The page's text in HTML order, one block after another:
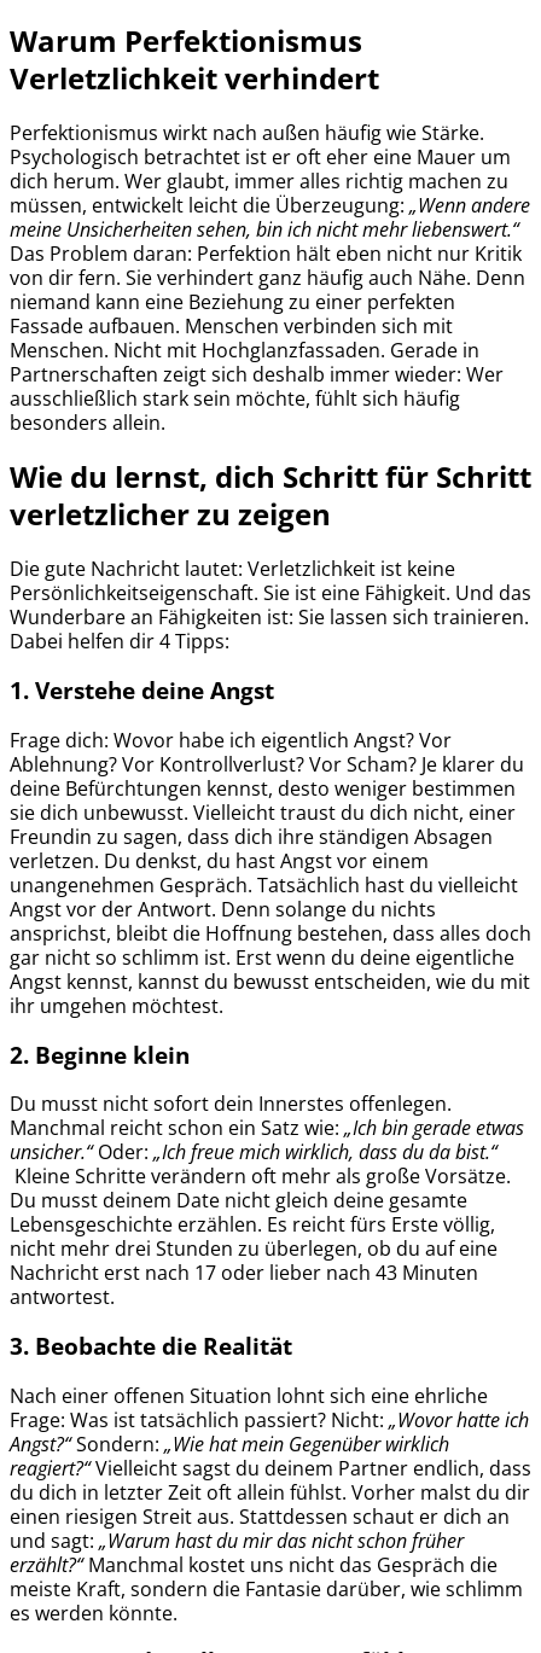
Warum Perfektionismus
Verletzlichkeit verhindert
Perfektionismus wirkt nach außen häufig wie Stärke.
Psychologisch betrachtet ist er oft eher eine Mauer um
dich herum. Wer glaubt, immer alles richtig machen zu
müssen, entwickelt leicht die Überzeugung: „Wenn andere
meine Unsicherheiten sehen, bin ich nicht mehr liebenswert.“
Das Problem daran: Perfektion hält eben nicht nur Kritik
von dir fern. Sie verhindert ganz häufig auch Nähe. Denn
niemand kann eine Beziehung zu einer perfekten
Fassade aufbauen. Menschen verbinden sich mit
Menschen. Nicht mit Hochglanzfassaden. Gerade in
Partnerschaften zeigt sich deshalb immer wieder: Wer
ausschließlich stark sein möchte, fühlt sich häufig
besonders allein.
Wie du lernst, dich Schritt für Schritt
verletzlicher zu zeigen
Die gute Nachricht lautet: Verletzlichkeit ist keine
Persönlichkeitseigenschaft. Sie ist eine Fähigkeit. Und das
Wunderbare an Fähigkeiten ist: Sie lassen sich trainieren.
Dabei helfen dir 4 Tipps:
1. Verstehe deine Angst
Frage dich: Wovor habe ich eigentlich Angst? Vor
Ablehnung? Vor Kontrollverlust? Vor Scham? Je klarer du
deine Befürchtungen kennst, desto weniger bestimmen
sie dich unbewusst. Vielleicht traust du dich nicht, einer
Freundin zu sagen, dass dich ihre ständigen Absagen
verletzen. Du denkst, du hast Angst vor einem
unangenehmen Gespräch. Tatsächlich hast du vielleicht
Angst vor der Antwort. Denn solange du nichts
ansprichst, bleibt die Hoffnung bestehen, dass alles doch
gar nicht so schlimm ist. Erst wenn du deine eigentliche
Angst kennst, kannst du bewusst entscheiden, wie du mit
ihr umgehen möchtest.
2. Beginne klein
Du musst nicht sofort dein Innerstes offenlegen.
Manchmal reicht schon ein Satz wie: „Ich bin gerade etwas
unsicher.“Oder: „Ich freue mich wirklich, dass du da bist.“
Kleine Schritte verändern oft mehr als große Vorsätze.
Du musst deinem Date nicht gleich deine gesamte
Lebensgeschichte erzählen. Es reicht fürs Erste völlig,
nicht mehr drei Stunden zu überlegen, ob du auf eine
Nachricht erst nach 17 oder lieber nach 43 Minuten
antwortest.
3. Beobachte die Realität
Nach einer offenen Situation lohnt sich eine ehrliche
Frage: Was ist tatsächlich passiert? Nicht: „Wovor hatte ich
Angst?“Sondern: „Wie hat mein Gegenüber wirklich
reagiert?“Vielleicht sagst du deinem Partner endlich, dass
du dich in letzter Zeit oft allein fühlst. Vorher malst du dir
einen riesigen Streit aus. Stattdessen schaut er dich an
und sagt: „Warum hast du mir das nicht schon früher
erzählt?“Manchmal kostet uns nicht das Gespräch die
meiste Kraft, sondern die Fantasie darüber, wie schlimm
es werden könnte.